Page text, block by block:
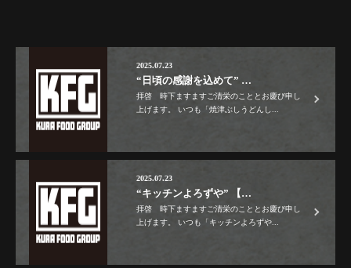
2025.07.23
“日頃の感謝を込めて” …
拝啓 時下ますますご清栄のこととお慶び申し
上げます。 いつも「焼津ぶしうどんし...
2025.07.23
“キッチンよろずや” 【…
拝啓 時下ますますご清栄のこととお慶び申し
上げます。 いつも「キッチンよろずや...